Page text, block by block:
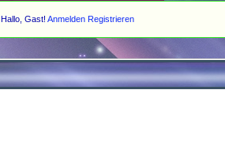
Hallo, Gast! Anmelden Registrieren